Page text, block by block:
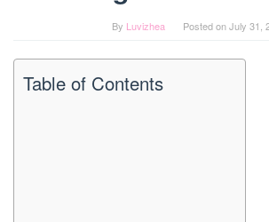
By Luvizhea Posted onJuly 31,
Table of Contents